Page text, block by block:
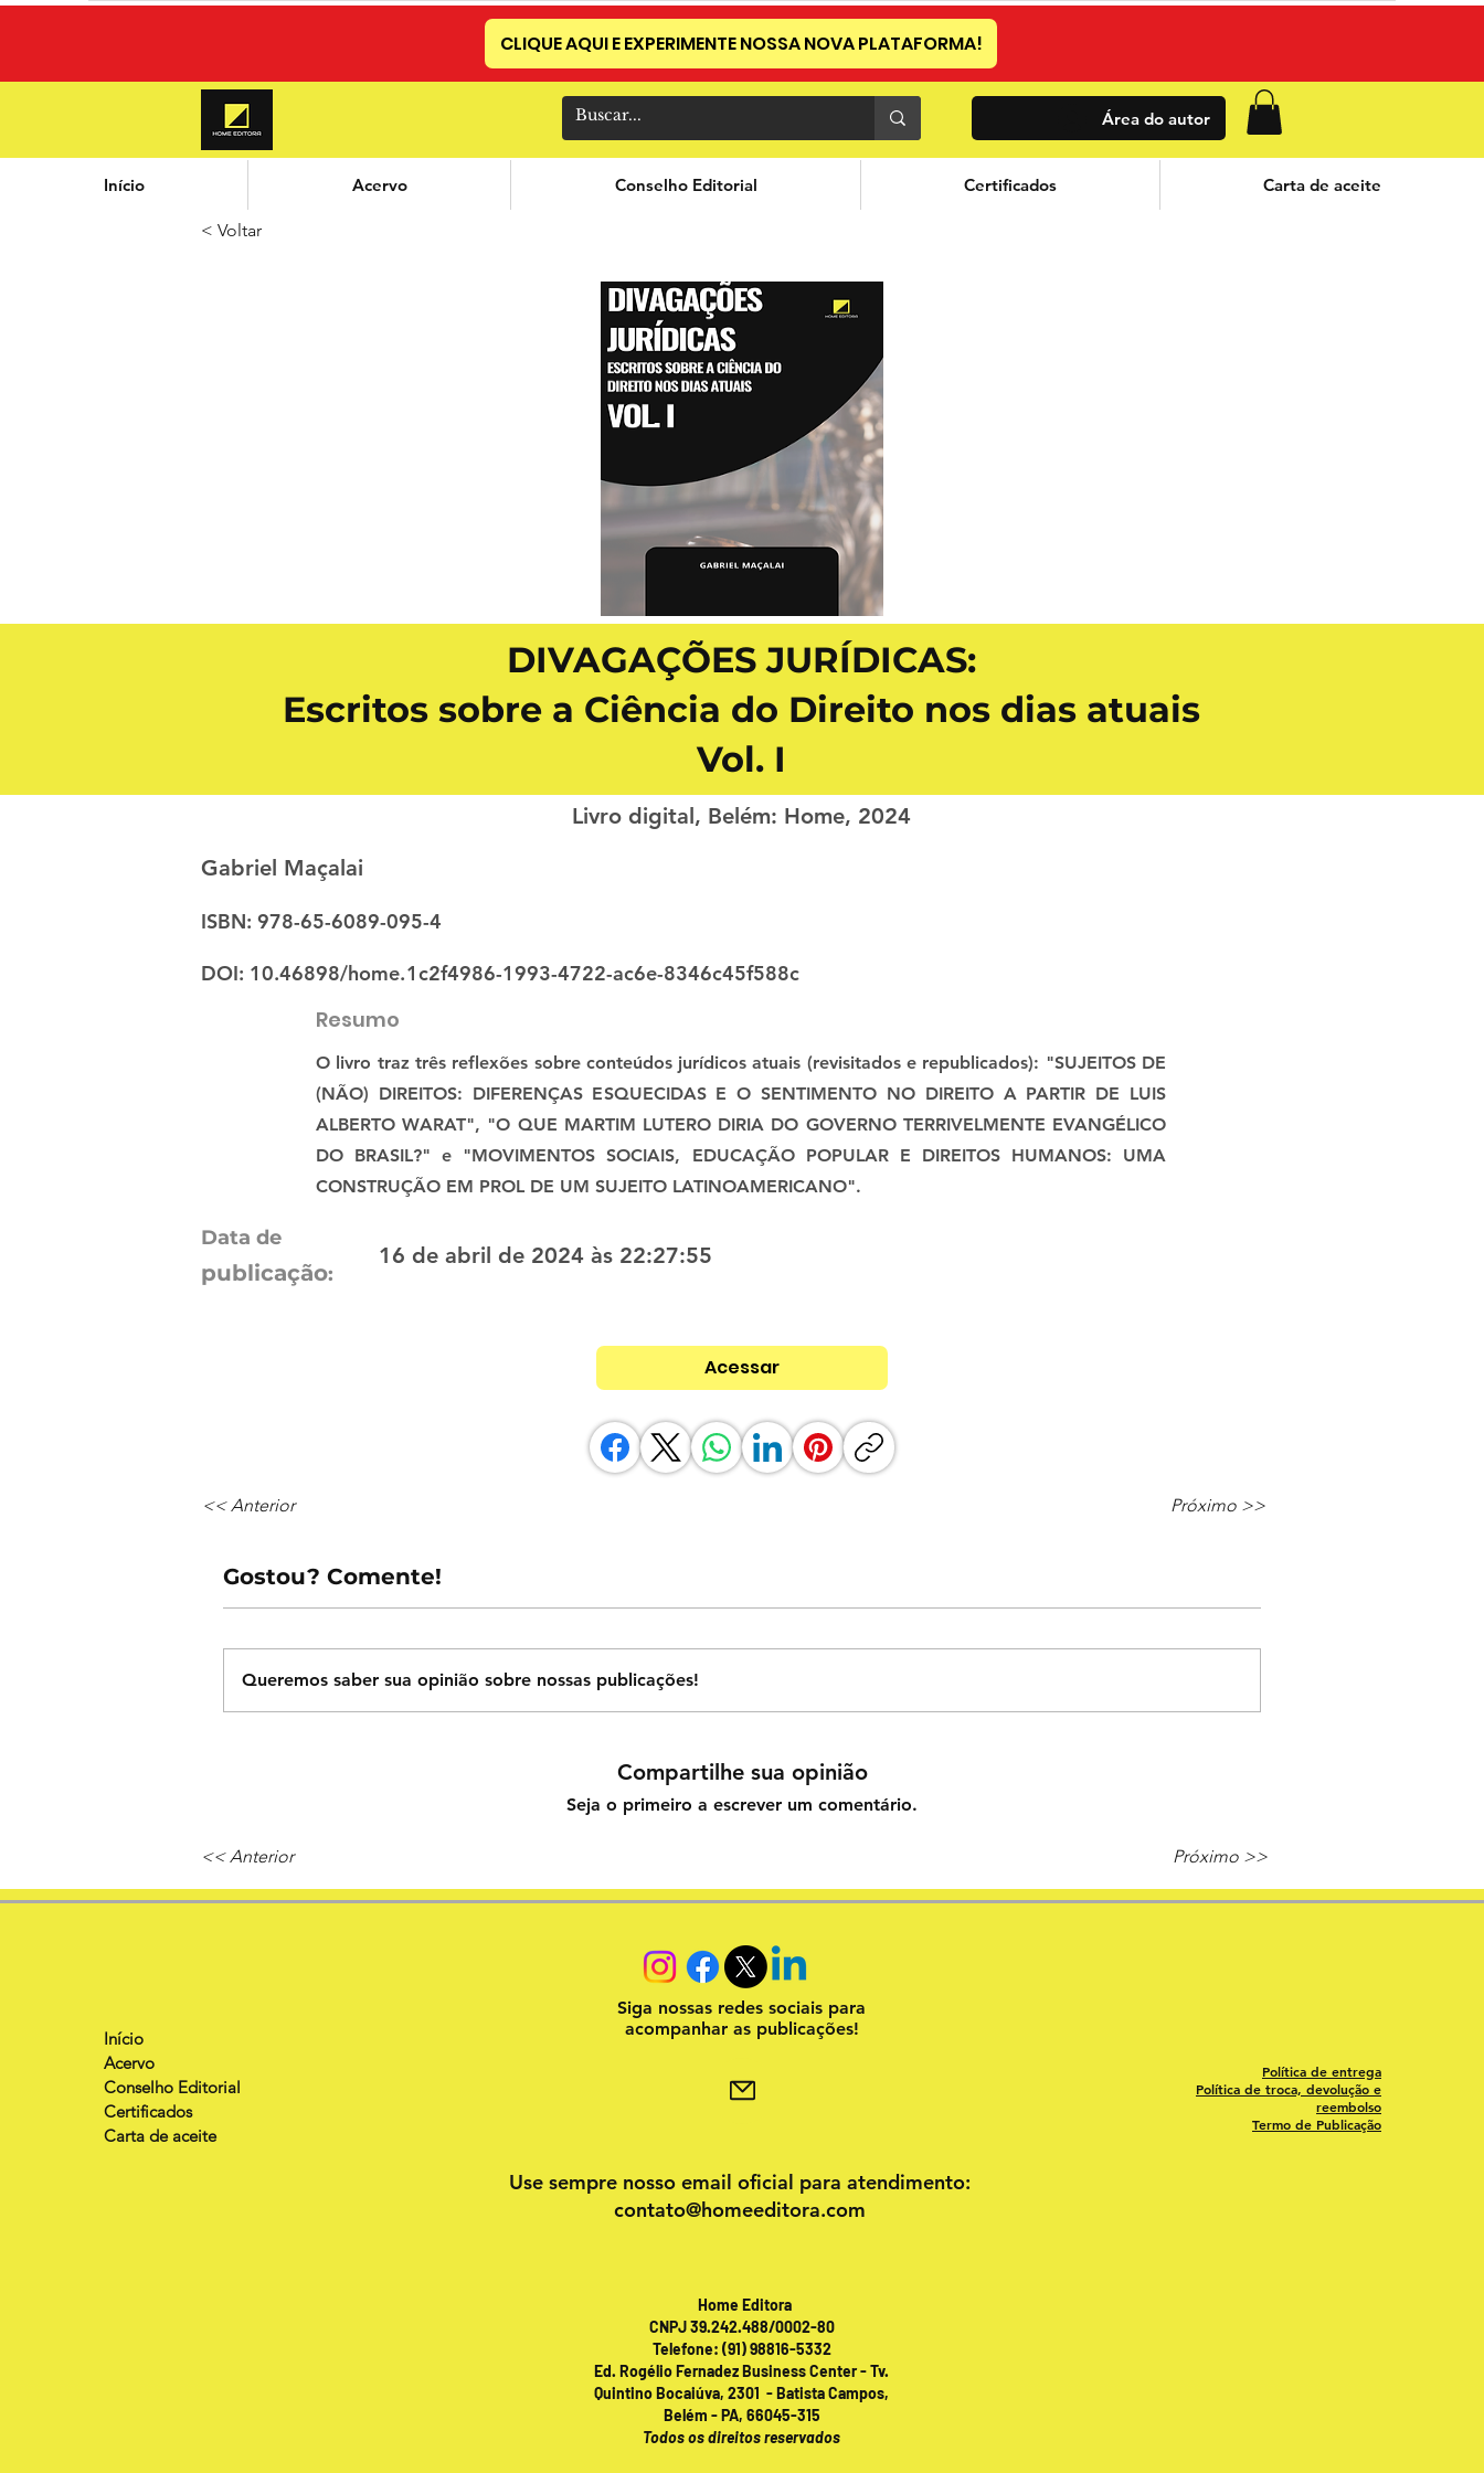
Área do autor
CLIQUE AQUI E EXPERIMENTE NOSSA NOVA PLATAFORMA!
Início Acervo Conselho Editorial Certificados Carta de aceite
< Voltar
DIVAGAÇÕES JURÍDICAS:
Escritos sobre a Ciência do Direito nos dias atuais
Vol. I
Livro digital, Belém: Home, 2024
Gabriel Maçalai
ISBN: 978-65-6089-095-4
DOI: 10.46898/home.1c2f4986-1993-4722-ac6e-8346c45f588c
Resumo
O livro traz três reflexões sobre conteúdos jurídicos atuais (revisitados e republicados): "SUJEITOS DE
(NÃO) DIREITOS: DIFERENÇAS ESQUECIDAS E O SENTIMENTO NO DIREITO A PARTIR DE LUIS
ALBERTO WARAT", "O QUE MARTIM LUTERO DIRIA DO GOVERNO TERRIVELMENTE EVANGÉLICO
DO BRASIL?" e "MOVIMENTOS SOCIAIS, EDUCAÇÃO POPULAR E DIREITOS HUMANOS: UMA
CONSTRUÇÃO EM PROL DE UM SUJEITO LATINOAMERICANO".
Data de
publicação:
16 de abril de 2024 às 22:27:55
Acessar
<< Anterior Próximo >>
Gostou? Comente!
Queremos saber sua opinião sobre nossas publicações!
Compartilhe sua opinião
Seja o primeiro a escrever um comentário.
<< Anterior Próximo >>
Início
Acervo
Conselho Editorial
Certificados
Carta de aceite
Siga nossas redes sociais para
acompanhar as publicações!
Política de entrega
Política de troca, devolução e
reembolso
Termo de Publicação
Use sempre nosso email oficial para atendimento:
contato@homeeditora.com
Home Editora
CNPJ 39.242.488/0002-80
Telefone: (91) 98816-5332
Ed. Rogélio Fernadez Business Center - Tv.
Quintino Bocaiúva, 2301 - Batista Campos,
Belém - PA, 66045-315
Todos os direitos reservados